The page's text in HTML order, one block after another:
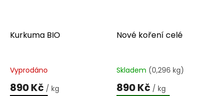
Kurkuma BIO
Vyprodáno
890 Kč / kg
Nové koření celé
Skladem (0,296 kg)
890 Kč / kg